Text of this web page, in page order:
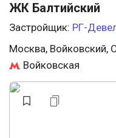
ЖК Балтийский
Застройщик: РГ-
Москва, Войковский,
Войковская